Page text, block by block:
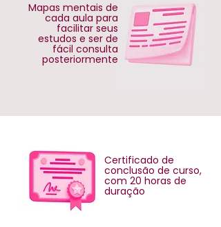
Mapas mentais de
cada aula para
facilitar seus
estudos e ser de
fácil consulta
posteriormente
Certificado de
conclusão de curso,
com 20 horas de
duração